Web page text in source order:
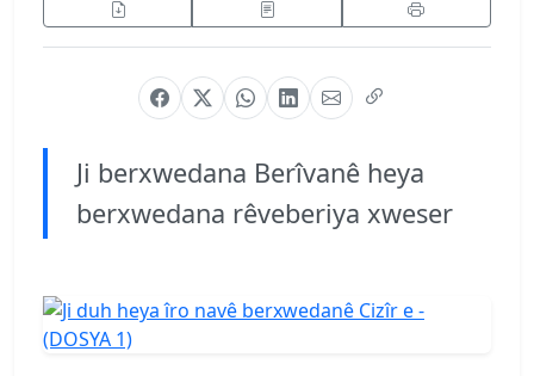
Ji berxwedana Berîvanê heya
berxwedana rêveberiya xweser